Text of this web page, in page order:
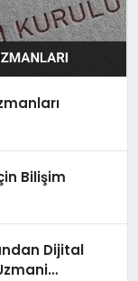
Bilişim
Dijital